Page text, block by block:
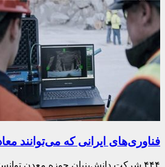
فناوری‌های ایرانی که می‌توانند